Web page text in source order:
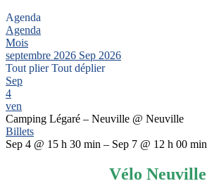
Agenda
Agenda
Mois
septembre 2026 Sep 2026
Tout plierTout déplier
Sep
4
ven
Camping Légaré – Neuville @ Neuville
Billets
Sep 4 @ 15 h 30 min – Sep 7 @ 12 h 00 min
Vélo Neuville